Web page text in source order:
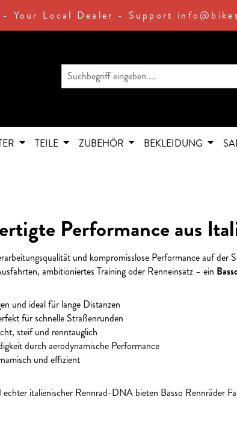
- Your Local Dealer - Support
TEILE ZUBEHÖR BEKLEIDUNG
Performance aus
und kompromisslose Performance auf
ambitioniertes Training oder Renneinsatz – ein
und ideal für lange Distanzen
für schnelle Straßenrunden
steif und renntauglich
durch aerodynamische Performance
und effizient
italienischer Rennrad-DNA bieten Basso Rennräder